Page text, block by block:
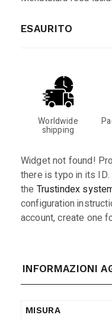
ESAURITO
Worldwide
shipping
Widget not found!
there is typo in its
the Trustindex
configuration
account, create one
INFORMAZIONI
MISURA